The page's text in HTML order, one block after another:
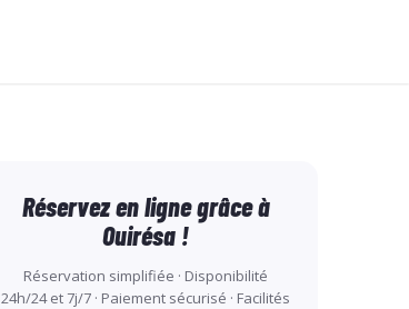
Réservez en ligne grâce à
Ouirésa !
Réservation simplifiée · Disponibilité
24h/24 et 7j/7 · Paiement sécurisé · Facilités